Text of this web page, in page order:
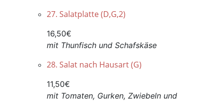
27. Salatplatte (D,G,2)
16,50€
mit Thunfisch und Schafskäse
28. Salat nach Hausart (G)
11,50€
mit Tomaten, Gurken, Zwiebeln und